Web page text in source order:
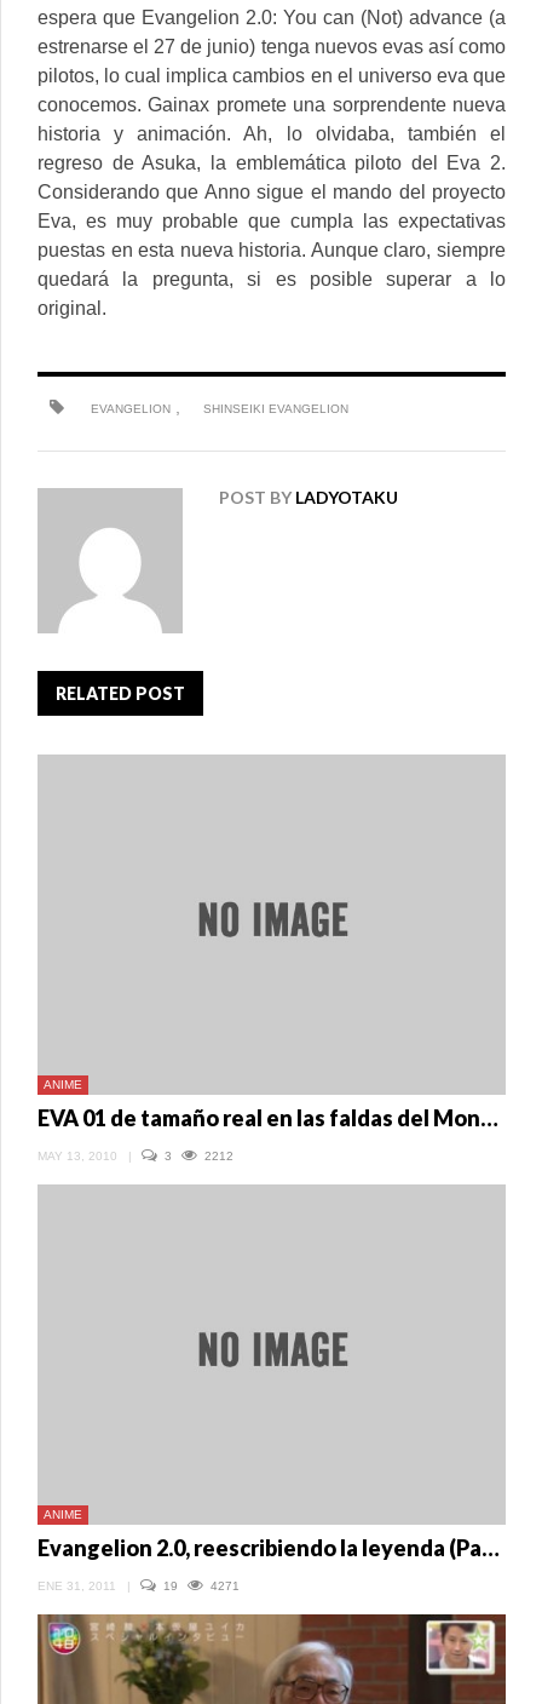
espera que Evangelion 2.0: You can (Not) advance (a
estrenarse el 27 de junio) tenga nuevos evas así como
pilotos, lo cual implica cambios en el universo eva que
conocemos. Gainax promete una sorprendente nueva
historia y animación. Ah, lo olvidaba, también el
regreso de Asuka, la emblemática piloto del Eva 2.
Considerando que Anno sigue el mando del proyecto
Eva, es muy probable que cumpla las expectativas
puestas en esta nueva historia. Aunque claro, siempre
quedará la pregunta, si es posible superar a lo
original.
EVANGELION SHINSEIKI EVANGELION
POST BY LADYOTAKU
RELATED POST
ANIME
EVA 01 de tamaño real en las faldas del Monte Fuji
MAY 13, 2010 | 3 2212
ANIME
Evangelion 2.0, reescribiendo la leyenda (Parte II)
ENE 31, 2011 | 19 4271